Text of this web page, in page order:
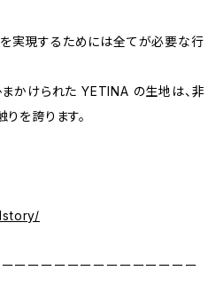
実現するためには全てが必要な行
かけられた YETINA の生地は、非
を誇ります。
ーーーーーーーーーーーーーー